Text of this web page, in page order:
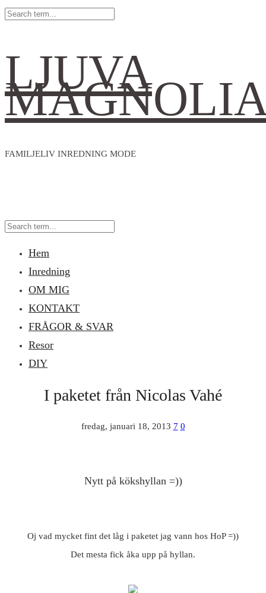
LJUVA
FAMILJELIV INREDNING MODE
Hem
Inredning
OM MIG
KONTAKT
FRÅGOR & SVAR
Resor
DIY
I paketet från Nicolas Vahé
fredag, januari 18, 2013 7 0
Nytt på kökshyllan =))
Oj vad mycket fint det låg i paketet jag vann hos HoP =))
Det mesta fick åka upp på hyllan.